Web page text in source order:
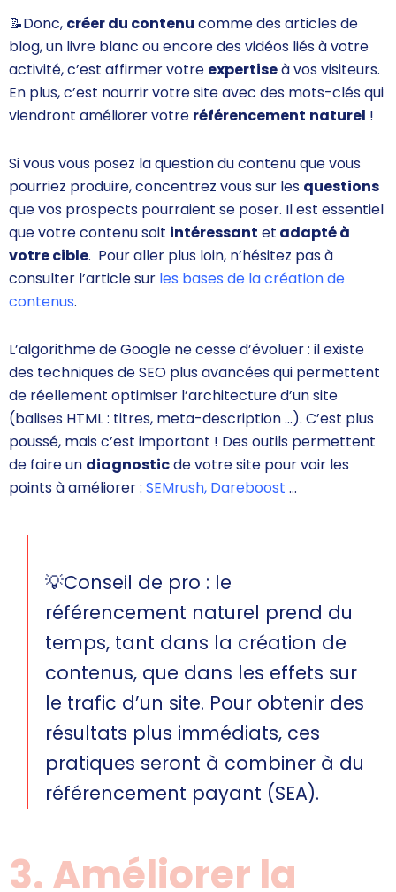
📝Donc, créer du contenu comme des articles de
blog, un livre blanc ou encore des vidéos liés à votre
activité, c’est affirmer votre expertiseà vos visiteurs.
En plus, c’est nourrir votre site avec des mots-clés qui
viendront améliorer votre référencement naturel !
Si vous vous posez la question du contenu que vous
pourriez produire, concentrez vous sur les questions
que vos prospects pourraient se poser. Il est essentiel
que votrecontenu soit intéressant et adapté à
votre cible. Pour aller plus loin, n’hésitez pas à
consulter l’article sur les bases de la création de
contenus.
L’algorithme de Google ne cesse d’évoluer : il existe
des techniques de SEO plus avancées qui permettent
de réellement optimiser l’architecture d’un site
(balises HTML : titres, meta-description …). C’est plus
poussé, mais c’est important ! Des outils permettent
de faire un diagnosticde votre site pour voir les
points à améliorer : SEMrush, Dareboost …
💡Conseil de pro : le
référencement naturel prend du
temps, tant dans la création de
contenus, que dans les effets sur
le trafic d’un site. Pour obtenir des
résultats plus immédiats, ces
pratiques seront à combiner à du
référencement payant (SEA).
3. Améliorer la